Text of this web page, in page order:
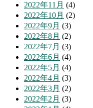
2022年11月 (4)
2022年10月 (2)
2022年9月 (3)
2022年8月 (2)
2022年7月 (3)
2022年6月 (4)
2022年5月 (4)
2022年4月 (3)
2022年3月 (2)
2022年2月 (3)